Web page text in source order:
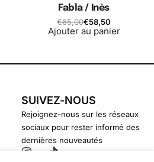
Fabla / Inès
€65,00€58,50
Ajouter au panier
SUIVEZ-NOUS
Rejoignez-nous sur les réseaux
sociaux pour rester informé des
dernières nouveautés